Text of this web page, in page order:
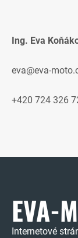
Ing. Eva
eva@eva-
+420 724 326
EVA-
Internetové